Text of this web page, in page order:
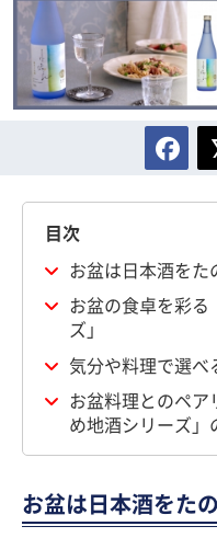
目次
お盆は日本酒をた
お盆の食卓を彩る
ズ」
気分や料理で選べ
お盆料理とのペア
め地酒シリーズ」
お盆は日本酒をた